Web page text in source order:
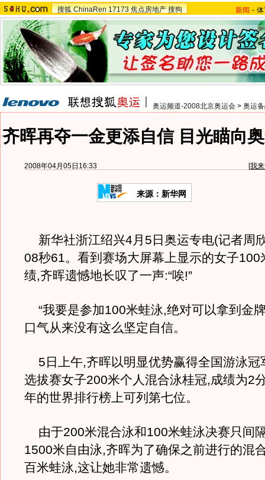
搜狐 ChinaRen 17173 焦点房地产 搜狗 新闻 -
奥运频道-2008北京奥运会 > 奥运
齐晖再夺一金更添自信 目光瞄向
2008年04月05日16:33 [我
来源：新华网
新华社浙江绍兴4月5日奥运专电(记者周
08秒61。看到赛场大屏幕上显示的女子100
绩,齐晖遗憾地长叹了一声:“唉!”
“我要是参加100米蛙泳,绝对可以拿到金
口气从来没有这么坚定自信。
5日上午,齐晖以明显优势赢得全国游泳冠
选拔赛女子200米个人混合泳桂冠,成绩为2
年的世界排行榜上可列第七位。
由于200米混合泳和100米蛙泳决赛只间
1500米自由泳,齐晖为了确保之前进行的混
百米蛙泳,这让她非常遗憾。